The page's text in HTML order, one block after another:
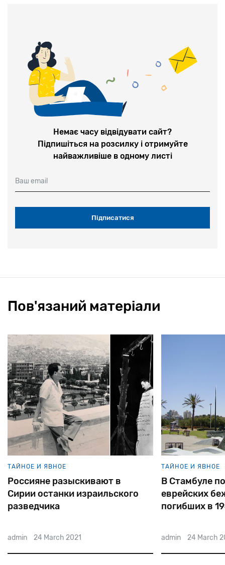
Немає часу відвідувати сайт?
Підпишіться на розсилку і отримуйте
найважливіше в одному листі
Ваш email
Пов'язаний матеріали
ТАЙНОЕ И ЯВНОЕ
Россияне разыскивают в
Сирии останки израильского
разведчика
admin 24 March 2021
ТАЙНОЕ И ЯВНОЕ
В Стамбуле
еврейских
погибших в
admin 24 March